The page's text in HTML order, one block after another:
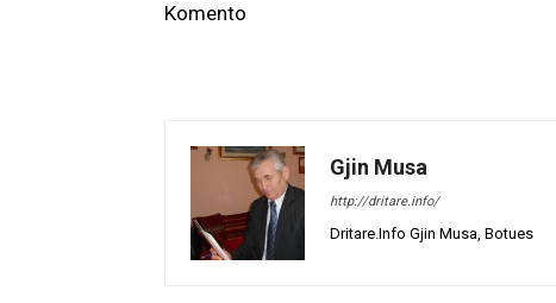
Komento
Gjin Musa
http://dritare.info/
Dritare.Info Gjin Musa, Botues